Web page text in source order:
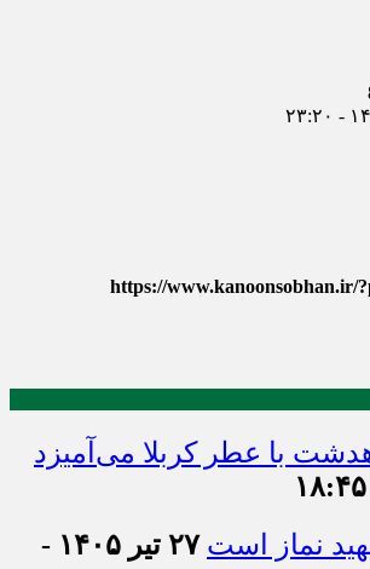
https://www.kanoonsobhan.ir/
با عطر کربلا می‌آمیزد
نماز است
۲۷ تیر ۱۴۰۵ -